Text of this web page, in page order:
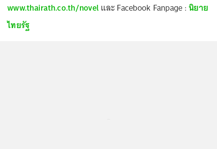
www.thairath.co.th/novelและ Facebook Fanpage : นิยาย
ไทยรัฐ